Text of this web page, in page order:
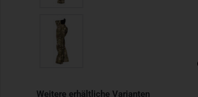
Weitere erhältliche Varianten